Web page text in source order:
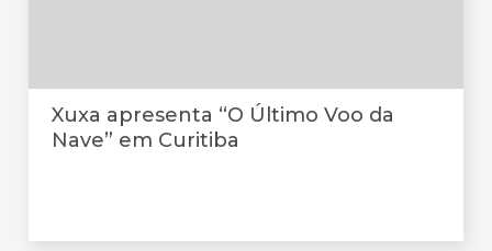
Xuxa apresenta “O Último Voo da
Nave” em Curitiba